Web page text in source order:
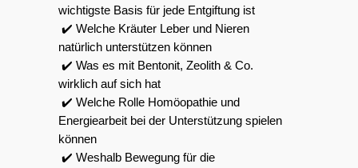
wichtigste Basis für jede Entgiftung ist
natürlich unterstützen können
wirklich auf sich hat
Energiearbeit bei der Unterstützung spielen
können